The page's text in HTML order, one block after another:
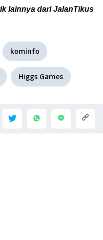
lainnya dari JalanTikus
kominfo
Higgs Games